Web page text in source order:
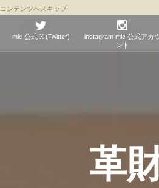
コンテンツへスキップ
mic 公式 X (Twitter)
instagram mic 公式アカ
ント
革